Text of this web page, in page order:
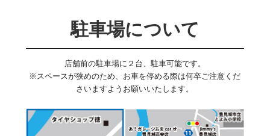
駐車場について
店舗前の駐車場に２台、駐車可能です。
※スペースが狭めのため、お車を停める際は何卒ご注意くだ
さいますようお願いいたします。